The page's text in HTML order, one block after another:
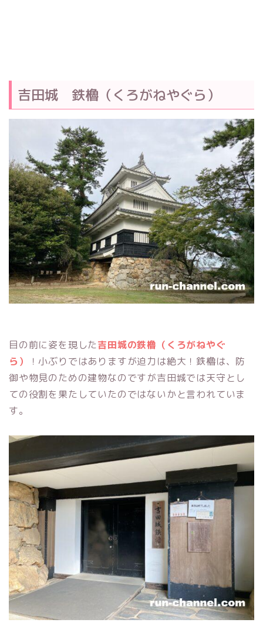
吉田城 鉄櫓（くろがねやぐら）
目の前に姿を現した吉田城の鉄櫓（くろがねやぐ
ら）
！小ぶりではありますが迫力は絶大！鉄櫓は、防
御や物見のための建物なのですが吉田城では天守とし
ての役割を果たしていたのではないかと言われていま
す。